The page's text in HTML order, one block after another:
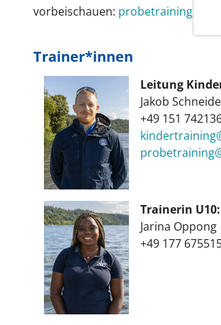
vorbeischauen:
Trainer*innen
Leitung
Jakob
+49 151
Trainerin
Jarina Oppong
+49 177